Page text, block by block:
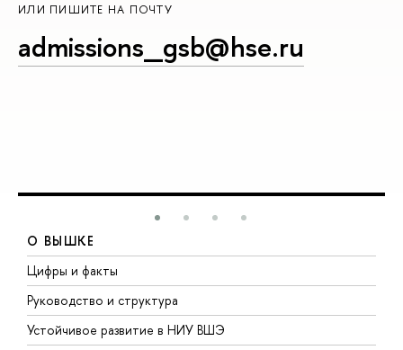
ИЛИ ПИШИТЕ НА ПОЧТУ
admissions_gsb@hse.ru
О ВЫШКЕ
Цифры и факты
Руководство и структура
Устойчивое развитие в НИУ ВШЭ